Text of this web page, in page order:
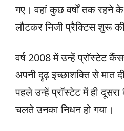
गए। वहां कुछ वर्षों तक रहने के
लौटकर निजी प्रैक्टिस शुरू
वर्ष 2008 में उन्हें प्रॉस्टेट
अपनी दृढ़ इच्छाशक्ति से मात
पहले उन्हें प्रॉस्टेट में ही
चलते उनका निधन हो गया।